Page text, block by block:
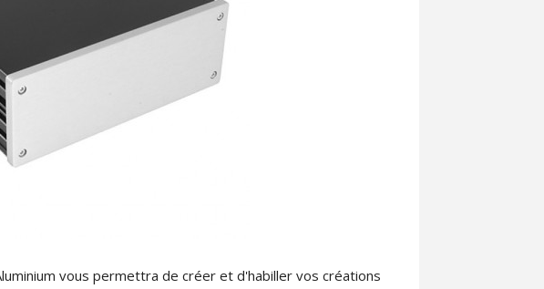
vous permettra de créer et d'habiller vos créations